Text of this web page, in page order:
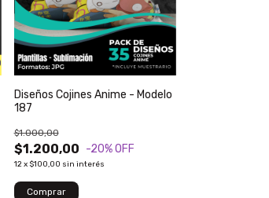
Diseños Cojines Anime - Modelo
187
$1.200,00
$1.000,00
-20% OFF
12 x $100,00 sin interés